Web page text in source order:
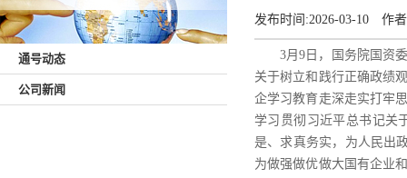
通号动态
公司新闻
发布时间:2026-03-10 作
3月9日，国务院国资
关于树立和践行正确政绩
企学习教育走深走实打牢
学习贯彻习近平总书记关
是、求真务实，为人民出
为做强做优做大国有企业